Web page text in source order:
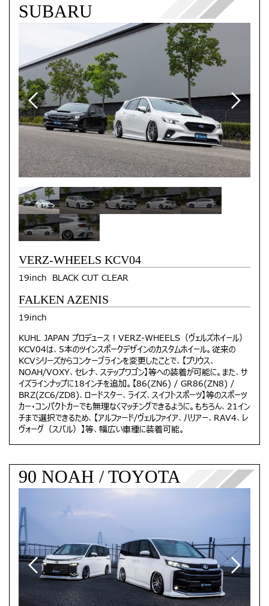
SUBARU
VERZ-WHEELS KCV04
19inch BLACK CUT CLEAR
FALKEN AZENIS
19inch
KUHL JAPAN プロデュース！VERZ-WHEELS（ヴェルズホイール）
KCV04は、5本のツインスポークデザインのカスタムホイール。従来の
KCVシリーズからコンケーブラインを変更したことで、【プリウス、
NOAH/VOXY、セレナ、ステップワゴン】等への装着が可能に。また、サ
イズラインナップに18インチを追加。【86(ZN6) / GR86(ZN8) /
BRZ(ZC6/ZD8)、ロードスター、ライズ、スイフトスポーツ】等のスポーツ
カー・コンパクトカーでも無理なくマッチングできるように。もちろん、21イン
チまで選択できるため、【アルファード/ヴェルファイア、ハリアー、RAV4、レ
ヴォーグ（スバル）】等、幅広い車種に装着可能。
90 NOAH / TOYOTA